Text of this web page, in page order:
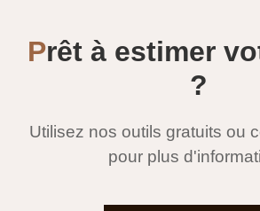
Prêt à estimer
?
Utilisez nos outils gratuits ou
pour plus